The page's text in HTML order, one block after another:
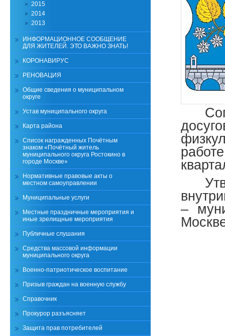
–
2015
2014
2013
ИНФОРМАЦИОННОЕ СООБЩЕНИЕ
ДЛЯ ЖИТЕЛЕЙ. ЭТО ВАЖНО ЗНАТЬ!
КОРОНАВИРУС
РЕНОВАЦИЯ
Общие сведения о муниципальном
округе
Устав муниципального округа
Карта района
Список награжденных Почётным
знаком «Почётный житель
муниципального округа Ростокино в
городе Москве»
Нормативные правовые акты о
местном самоуправлении
Муниципальные услуги
Местные праздничные мероприятия и
иные зрелищные мероприятия
Публичные слушания
Средства массовой информации
муниципального округа
Военно-патриотическое воспитание
Призыв граждан на военную службу
Справочник
Прокурор разъясняет
Защита прав потребителей